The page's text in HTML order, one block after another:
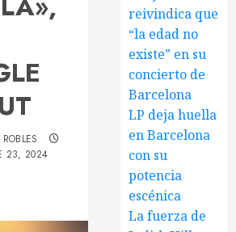
23, 2024
reivindica que
“la edad no
existe” en su
concierto de
Barcelona
LP deja huella
en Barcelona
con su
potencia
escénica
La fuerza de